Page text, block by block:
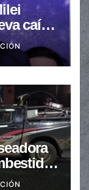
caída